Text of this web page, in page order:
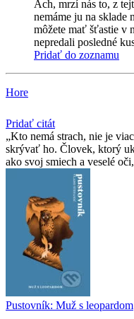
Ach, mrzí nás to, z
nemáme ju na
môžete mať šťastie v
nepredali posledné
Pridať do zoznamu
Hore
Pridať citát
Kto nemá strach, nie je
skrývať ho. Človek, ktorý
ako svoj smiech a veselé
Pustovník: Muž s leopardom